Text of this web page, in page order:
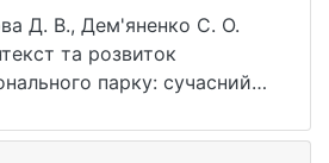
географія та
природних
2786-4561.2023.3.2-
Д. В., Дем'яненко С. О.
та розвиток
парку: сучасний
природних